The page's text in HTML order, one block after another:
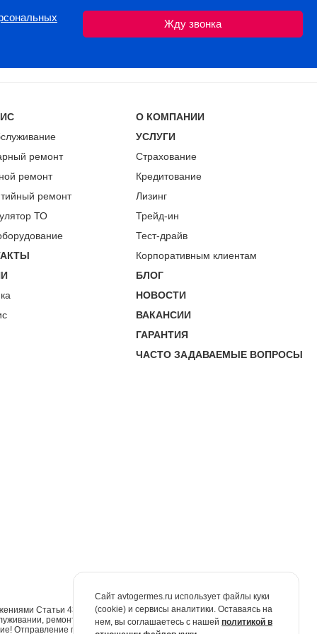
ремонт
ремонт
ремонт
ТО
О КОМПАНИИ
УСЛУГИ
Страхование
Кредитование
Лизинг
Трейд-ин
Тест-драйв
Корпоративным клиентам
БЛОГ
НОВОСТИ
ВАКАНСИИ
ГАРАНТИЯ
ЧАСТО ЗАДАВАЕМЫЕ ВОПРОСЫ
Статьи 437 Гражданского кодекса Российской Федерации. Для
ремонте и запасных частях обращайтесь в автосалоны
по электронной почте не признаётся юридически
Сайт avtogermes.ru использует файлы куки
(cookie) и сервисы аналитики. Оставаясь на
нем, вы соглашаетесь с нашей политикой в